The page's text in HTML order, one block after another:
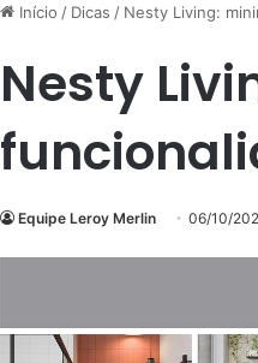
Início / Dicas / Nesty Living:
Nesty
Equipe Leroy Merlin 06/10/